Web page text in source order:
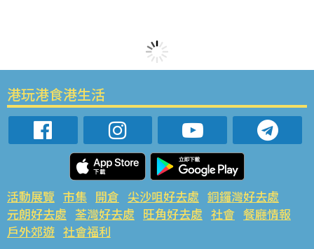
港玩港食港生活
活動展覽 市集 開倉 尖沙咀好去處 銅鑼灣好去處
元朗好去處 荃灣好去處 旺角好去處 社會 餐廳情報
戶外郊遊 社會福利